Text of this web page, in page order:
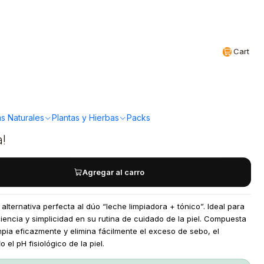
Cart
Naturales Plantas y Hierbas Packs
Agregar al carro
perfecta al dúo “leche limpiadora + tónico”. Ideal para
y simplicidad en su rutina de cuidado de la piel. Compuesta
eficazmente y elimina fácilmente el exceso de sebo, el
el pH fisiológico de la piel.